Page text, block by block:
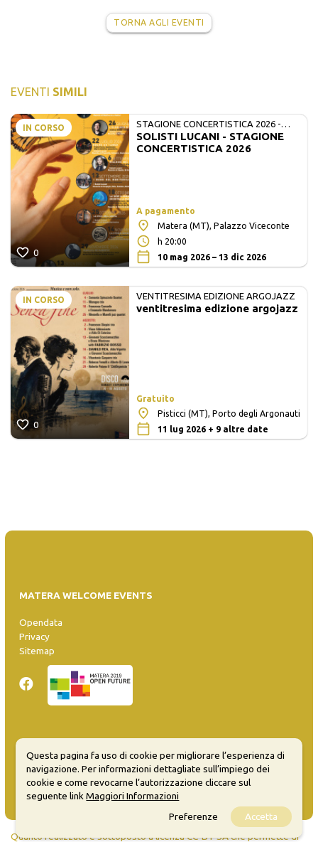
TORNA AGLI EVENTI
EVENTI SIMILI
IN CORSO
0
STAGIONE CONCERTISTICA 2026 -
MATE E SOLISTI LUCANI
SOLISTI LUCANI - STAGIONE
CONCERTISTICA 2026
A pagamento
Matera (MT), Palazzo Viceconte
h 20:00
10 mag 2026 – 13 dic 2026
IN CORSO
0
VENTITRESIMA EDIZIONE ARGOJAZZ
ventitresima edizione argojazz
Gratuito
Pisticci (MT), Porto degli Argonauti
11 lug 2026 + 9 altre date
MATERA WELCOME EVENTS
Opendata
Privacy
Sitemap
Inserisci evento
Guida
FAQ
info@materaevents.it
Quanto realizzato è sottoposto a licenza CC-BY-SA che permette di
Questa pagina fa uso di cookie per migliorare l’esperienza di
navigazione. Per informazioni dettagliate sull’impiego dei
cookie e come revocarne l’autorizzazione cliccare sul
seguente linkMaggiori Informazioni
Preferenze
Accetta